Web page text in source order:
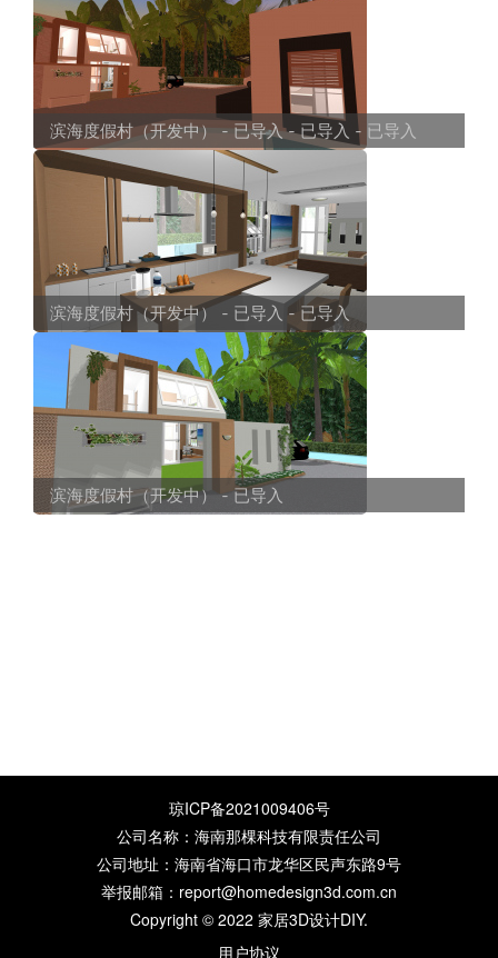
滨海度假村（开发中） - 已导入 - 已导入 - 已导入
滨海度假村（开发中） - 已导入 - 已导入
滨海度假村（开发中） - 已导入
琼ICP备2021009406号
公司名称：海南那棵科技有限责任公司
公司地址：海南省海口市龙华区民声东路9号
举报邮箱：report@homedesign3d.com.cn
Copyright © 2022 家居3D设计DIY.
用户协议